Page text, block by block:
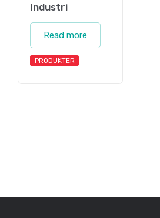
Industri
Read more
PRODUKTER